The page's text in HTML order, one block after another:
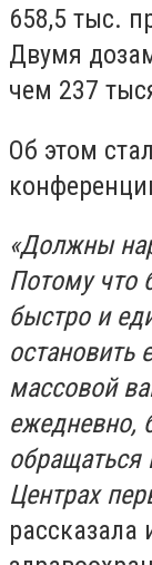
658,5 тыс.
Двумя
чем 237
Об этом
«Должны
Потому что
быстро и
остановить
массовой
ежедневно,
обращаться
Центрах
рассказала